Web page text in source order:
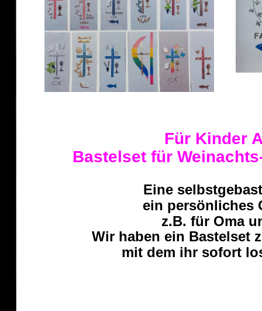
Für Kinder
Bastelset für
Eine
ein persönliches
z.B. für Oma
Wir haben ein Bastelset
mit dem ihr sofort